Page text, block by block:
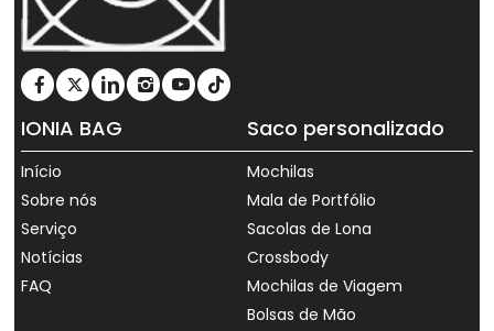
IONIA BAG
Início
Sobre nós
Serviço
Notícias
FAQ
Saco personalizado
Mochilas
Mala de Portfólio
Sacolas de Lona
Crossbody
Mochilas de Viagem
Bolsas de Mão